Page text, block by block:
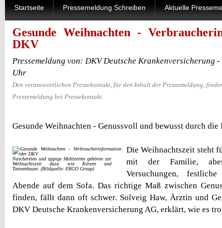
Startseite Pressemeldung Schreiben Aktuelle
Gesunde Weihnachten -
DKV
Pressemeldung von: DKV Deutsche Krankenversicherung
Uhr
Den verantwortlichen Pressekontakt, für den Inhalt der Pressemeldung,
Pressemeldung bei Pressekontakt.
Gesunde Weihnachten - Genussvoll und bewusst durch die
Naschereien und üppige Mahlzeiten gehören zur
Weihnachtszeit dazu wie Kerzen und
Tannenbaum. (Bildquelle: ERGO Group)
Die Weihnachtszeit steht
mit der Familie,
Versuchungen,
Abende auf dem Sofa. Das richtige Maß zwischen
finden, fällt dann oft schwer. Solveig Haw, Ärztin und
DKV Deutsche Krankenversicherung AG, erklärt, wie es